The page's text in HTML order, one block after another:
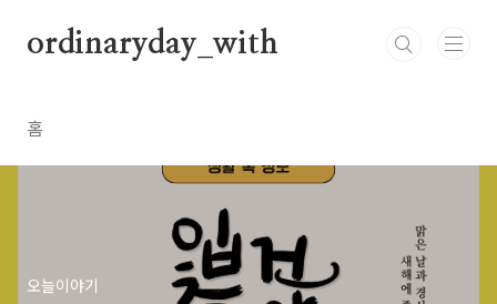
ordinaryday_with
홈
오늘이야기